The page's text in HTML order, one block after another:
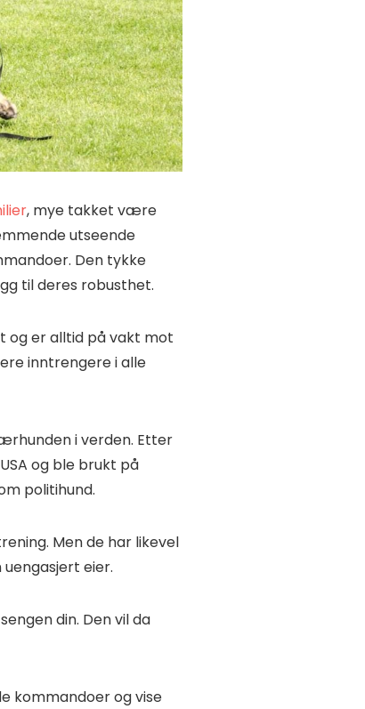
, mye takket være
utseende
Den tykke
til deres robusthet.
og er alltid på vakt mot
inntrengere i alle
i verden. Etter
og ble brukt på
politihund.
Men de har likevel
eier.
din. Den vil da
kommandoer og vise